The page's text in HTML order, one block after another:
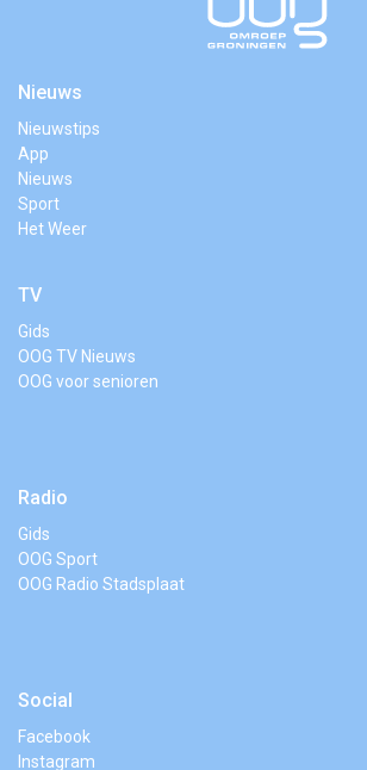
Nieuws
Nieuwstips
App
Nieuws
Sport
Het Weer
TV
Gids
OOG TV Nieuws
OOG voor senioren
Radio
Gids
OOG Sport
OOG Radio Stadsplaat
Social
Facebook
Instagram